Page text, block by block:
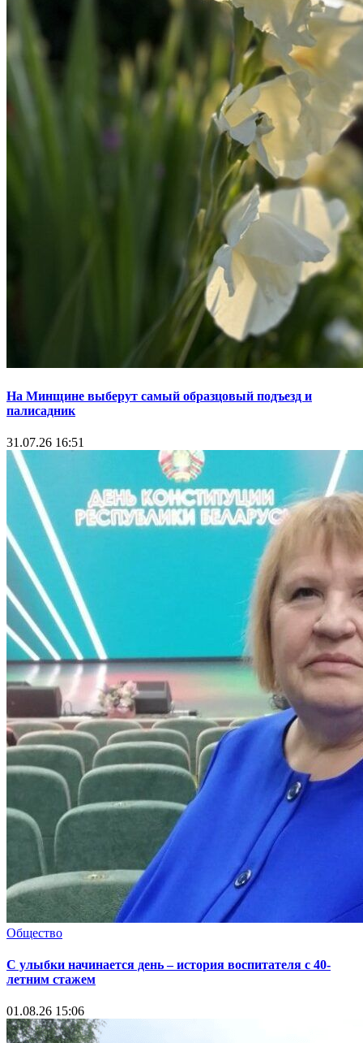
На Минщине выберут самый образцовый подъезд и
палисадник
31.07.26 16:51
Общество
С улыбки начинается день – история воспитателя с 40-
летним стажем
01.08.26 15:06